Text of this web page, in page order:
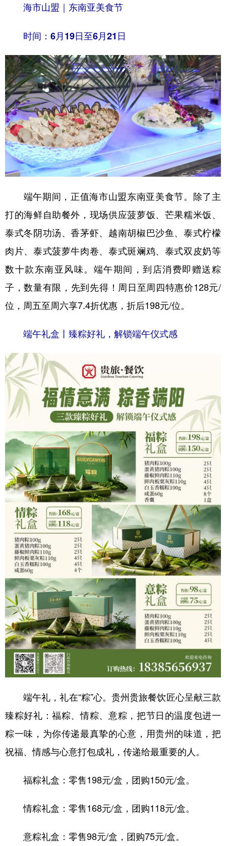
海市山盟｜东南亚美食节​
时间：6月19日至6月21日
端午期间，正值海市山盟东南亚美食节。除了主
打的海鲜自助餐外，现场供应菠萝饭、芒果糯米饭、
泰式冬阴功汤、香茅虾、越南胡椒巴沙鱼、泰式柠檬
肉片、泰式菠萝牛肉卷、泰式斑斓鸡、泰式双皮奶等
数十款东南亚风味。端午期间，到店消费即赠送粽
子，数量有限，先到先得！周日至周四特惠价128元/
位，周五至周六享7.4折优惠，折后198元/位。
端午礼盒丨臻粽好礼，解锁端午仪式感
端午礼，礼在“粽”心。贵州贵旅餐饮匠心呈献三款
臻粽好礼：福粽、情粽、意粽，把节日的温度包进一
粽一味，为你传递最真挚的心意，用贵州的味道，把
祝福、情感与心意打包成礼，传递给最重要的人。
福粽礼盒：零售198元/盒，团购150元/盒。
情粽礼盒：零售168元/盒，团购118元/盒。
意粽礼盒：零售98元/盒，团购75元/盒。